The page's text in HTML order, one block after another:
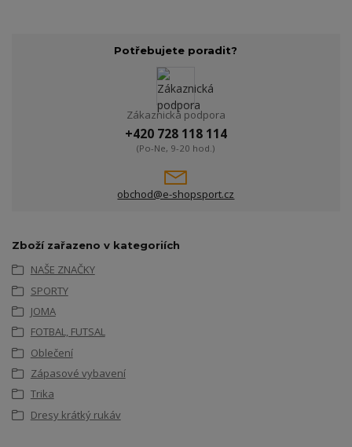
Potřebujete poradit?
Zákaznická podpora
+420 728 118 114
(Po-Ne, 9-20 hod.)
obchod@e-shopsport.cz
Zboží zařazeno v kategoriích
NAŠE ZNAČKY
SPORTY
JOMA
FOTBAL, FUTSAL
Oblečení
Zápasové vybavení
Trika
Dresy krátký rukáv